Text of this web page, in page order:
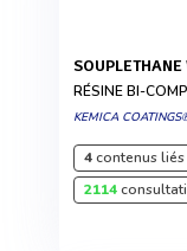
RÉSINE BI-
KEMICA
4contenus liés
2114